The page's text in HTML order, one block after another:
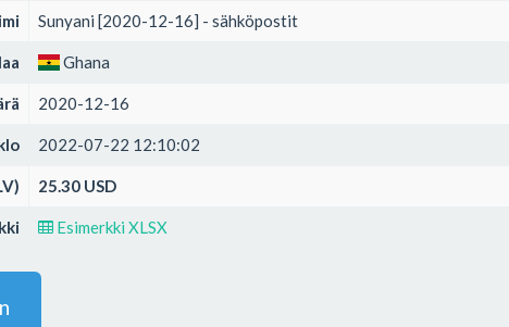
Sunyani [2020-12-16] - sähköpostit
Ghana
2020-12-16
2022-07-22 12:10:02
25.30 USD
Esimerkki XLSX